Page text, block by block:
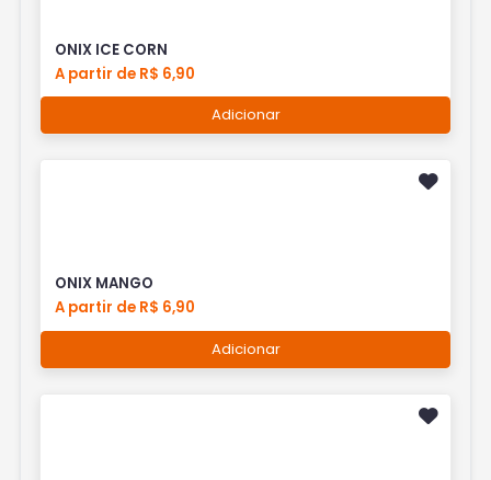
ONIX ICE CORN
A partir de R$ 6,90
Adicionar
ONIX MANGO
A partir de R$ 6,90
Adicionar